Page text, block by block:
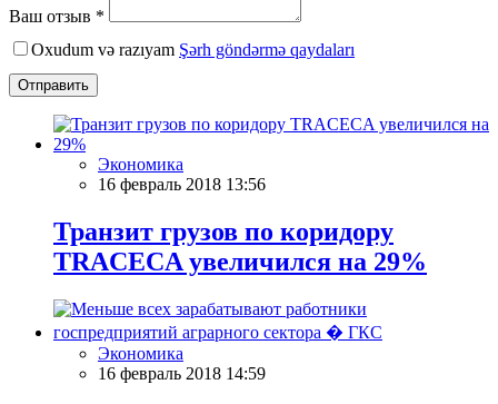
Ваш отзыв *
Oxudum və razıyam Şərh göndərmə qaydaları
Отправить
Экономика
16 февраль 2018 13:56
Транзит грузов по коридору
TRACECA увеличился на 29%
Экономика
16 февраль 2018 14:59